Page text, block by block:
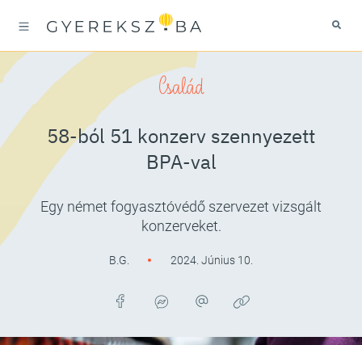
Család
58-ból 51 konzerv szennyezett
BPA-val
Egy német fogyasztóvédő szervezet vizsgált
konzerveket.
B.G. 2024. Június 10.